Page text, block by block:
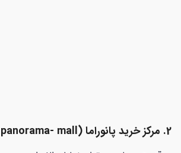
2. مرکز خرید پانوراما (panorama- mall )